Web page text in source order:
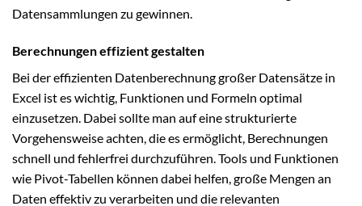
Datensammlungen zu gewinnen.
Berechnungen effizient gestalten
Bei der effizienten Datenberechnung großer Datensätze in
Excel ist es wichtig, Funktionen und Formeln optimal
einzusetzen. Dabei sollte man auf eine strukturierte
Vorgehensweise achten, die es ermöglicht, Berechnungen
schnell und fehlerfrei durchzuführen. Tools und Funktionen
wie Pivot-Tabellen können dabei helfen, große Mengen an
Daten effektiv zu verarbeiten und die relevanten